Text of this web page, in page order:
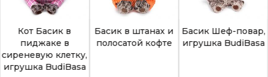
Кот Басик в
пиджаке в
сиреневую клетку,
игрушка BudiBasa
Басик в штанах и
полосатой кофте
Басик Шеф-повар,
игрушка BudiBasa